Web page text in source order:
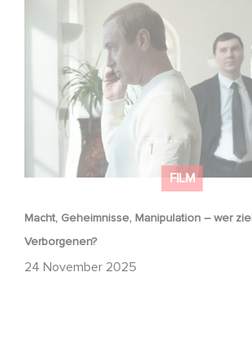
FILM
Macht, Geheimnisse, Manipulation – wer
Verborgenen?
24 November 2025
Macht, Geheimnisse, Manipulation – wer
im Verborgenen?